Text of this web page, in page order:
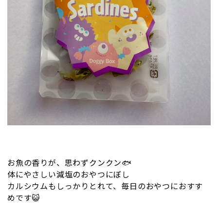
お魚の香りが、思わずクンクン🐟
体にやさしい減塩のおやつにぼし
カルシウムもしっかりとれて、毎日のおやつにおすす
めです😺